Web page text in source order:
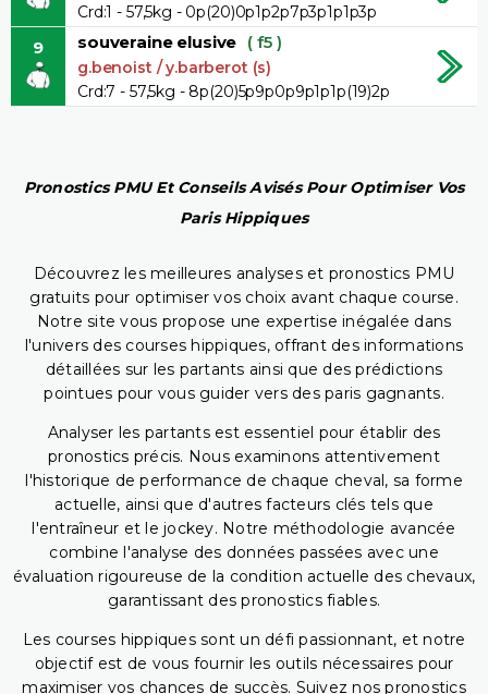
Crd:1 - 57,5kg - 0p(20)0p1p2p7p3p1p1p3p
9 souveraine elusive ( f5 )
g.benoist / y.barberot (s)
Crd:7 - 57,5kg - 8p(20)5p9p0p9p1p1p(19)2p
Pronostics PMU Et Conseils Avisés Pour Optimiser Vos
Paris Hippiques
Découvrez les meilleures analyses et pronostics PMU
gratuits pour optimiser vos choix avant chaque course.
Notre site vous propose une expertise inégalée dans
l'univers des courses hippiques, offrant des informations
détaillées sur les partants ainsi que des prédictions
pointues pour vous guider vers des paris gagnants.
Analyser les partants est essentiel pour établir des
pronostics précis. Nous examinons attentivement
l'historique de performance de chaque cheval, sa forme
actuelle, ainsi que d'autres facteurs clés tels que
l'entraîneur et le jockey. Notre méthodologie avancée
combine l'analyse des données passées avec une
évaluation rigoureuse de la condition actuelle des chevaux,
garantissant des pronostics fiables.
Les courses hippiques sont un défi passionnant, et notre
objectif est de vous fournir les outils nécessaires pour
maximiser vos chances de succès. Suivez nos pronostics